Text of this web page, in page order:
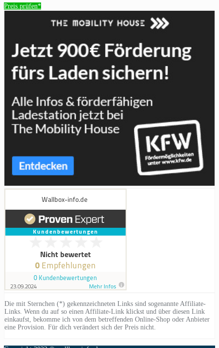
Preis prüfen*
Die mit Sternchen (*) gekennzeichneten Links sind sogenannte Affiliate-
Links. Wenn du auf so einen Affiliate-Link klickst und über diesen Link
einkaufst, bekomme ich von dem betreffenden Online-Shop oder Anbieter
eine Provision. Für dich verändert sich der Preis nicht.